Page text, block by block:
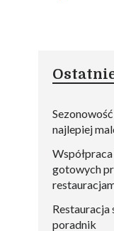
najlepiej
gotowych
Restauracja
poradnik